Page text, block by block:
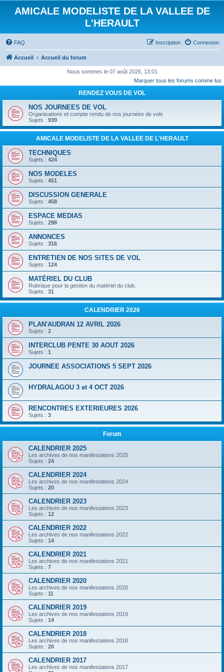
AMICALE MODELISTE DE LA VALLEE DE
L'HERAULT
FAQ Connexion
Inscription
Accueil Accueil du forum
Nous sommes le 07 août 2026, 13:01
Marquer tous les forums comme lus
RENDEZ VOUS DE VOL
NOS JOURNEES DE VOL
Organisations et compte rendu de nos journées de vols
Sujets : 939
AMICALE MODELISTE DE LA VALLEE DE L'HERAULT
TECHNIQUES
Sujets : 424
NOS MODELES
Sujets : 451
DISCUSSION GENERALE
Sujets : 458
ESPACE MEDIAS
Sujets : 298
ANNONCES
Sujets : 316
ENTRETIEN DE NOS SITES DE VOL
Sujets : 124
MATÉRIEL DU CLUB
Rubrique pour la gestion du matériel du club.
Sujets : 31
CALENDRIER 2026
PLAN'AUDRAN 12 AVRIL 2026
Sujets : 2
INTERCLUB PENTE 30 AOUT 2026
Sujets : 1
JOURNEE ASSOCIATIONS 5 SEPT 2026
HYDRALAGOU 3 et 4 OCT 2026
RENCONTRES EXTERIEURES 2026
Sujets : 3
Forum
CALENDRIER 2025
Les archives de nos manifestations 2025
Sujets : 24
CALENDRIER 2024
Les archives de nos manifestations 2024
Sujets : 20
CALENDRIER 2023
Les archives de nos manifestations 2023
Sujets : 12
CALENDRIER 2022
Les archives de nos manifestations 2022
Sujets : 14
CALENDRIER 2021
Les archives de nos manifestations 2021
Sujets : 7
CALENDRIER 2020
Les archives de nos manifestations 2020
Sujets : 11
CALENDRIER 2019
Les archives de nos manifestations 2019
Sujets : 14
CALENDRIER 2018
Les archives de nos manifestations 2018
Sujets : 20
CALENDRIER 2017
Les archives de nos manifestations 2017